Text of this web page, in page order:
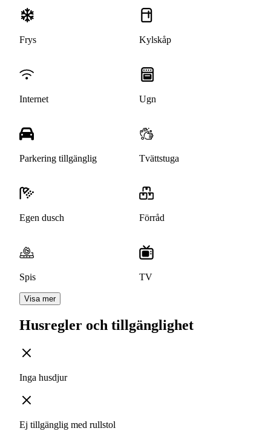
Frys Kylskåp
Internet Ugn
Parkering tillgänglig Tvättstuga
Egen dusch Förråd
Spis TV
Visa mer
Husregler och tillgänglighet
Inga husdjur
Ej tillgänglig med rullstol